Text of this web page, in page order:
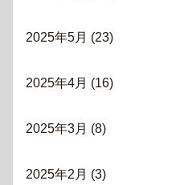
2025年5月 (23)
2025年4月 (16)
2025年3月 (8)
2025年2月 (3)